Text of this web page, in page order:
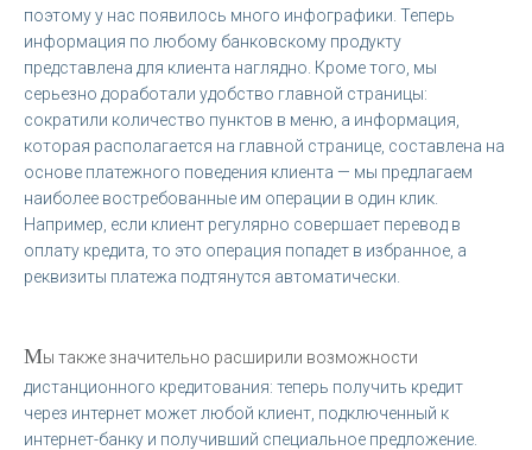
поэтому у нас появилось много инфографики. Теперь
информация по любому банковскому продукту
представлена для клиента наглядно. Кроме того, мы
серьезно доработали удобство главной страницы:
сократили количество пунктов в меню, а информация,
которая располагается на главной странице, составлена на
основе платежного поведения клиента — мы предлагаем
наиболее востребованные им операции в один клик.
Например, если клиент регулярно совершает перевод в
оплату кредита, то это операция попадет в избранное, а
реквизиты платежа подтянутся автоматически.
Мы также значительно расширили возможности
дистанционного кредитования: теперь получить кредит
через интернет может любой клиент, подключенный к
интернет-банку и получивший специальное предложение.